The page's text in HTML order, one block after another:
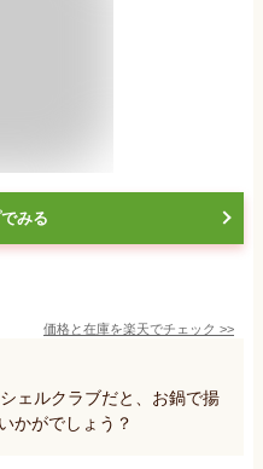
みる
価格と在庫を楽天でチェック >>
ェルクラブだと、お鍋で揚
かがでしょう？